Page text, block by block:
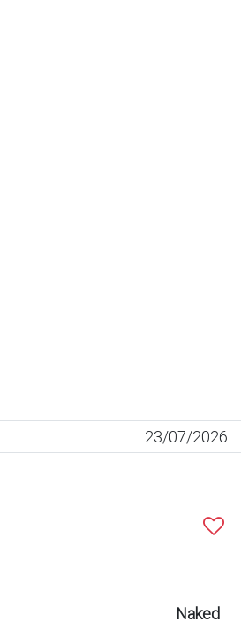
23/07/2026
Naked